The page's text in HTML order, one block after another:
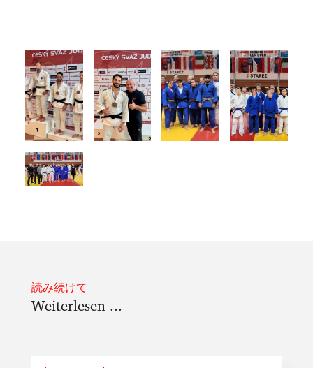
読み続けて
Weiterlesen ...